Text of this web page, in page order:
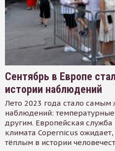
Сентябрь в Европе
истории наблюдений
Лето 2023 года стало самым
наблюдений:
другим. Европейская
климата Copernicus
тёплым в истории